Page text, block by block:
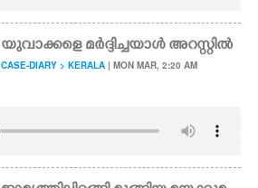
യുവാക്കളെ മർദ്ദിച്ചയാൾ അറസ്റ്റിൽ
CASE-DIARY > KERALA | MON MAR, 2:20 AM